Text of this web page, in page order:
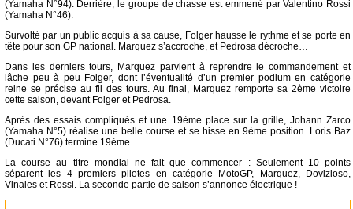
(Yamaha N°94). Derrière, le groupe de chasse est emmené par Valentino Rossi
(Yamaha N°46).
Survolté par un public acquis à sa cause, Folger hausse le rythme et se porte en
tête pour son GP national. Marquez s’accroche, et Pedrosa décroche…
Dans les derniers tours, Marquez parvient à reprendre le commandement et
lâche peu à peu Folger, dont l’éventualité d’un premier podium en catégorie
reine se précise au fil des tours. Au final, Marquez remporte sa 2ème victoire
cette saison, devant Folger et Pedrosa.
Après des essais compliqués et une 19ème place sur la grille, Johann Zarco
(Yamaha N°5) réalise une belle course et se hisse en 9ème position. Loris Baz
(Ducati N°76) termine 19ème.
La course au titre mondial ne fait que commencer : Seulement 10 points
séparent les 4 premiers pilotes en catégorie MotoGP, Marquez, Dovizioso,
Vinales et Rossi. La seconde partie de saison s’annonce électrique !